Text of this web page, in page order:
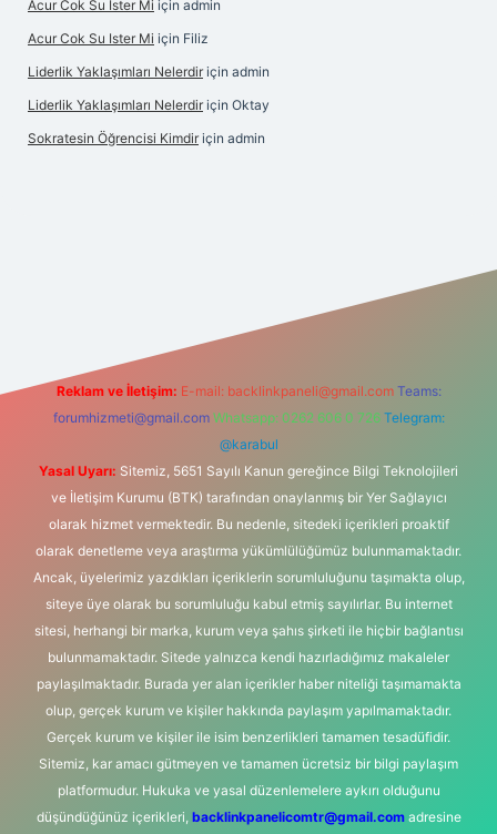
Acur Cok Su Ister Mi için admin
Acur Cok Su Ister Mi için Filiz
Liderlik Yaklaşımları Nelerdir için admin
Liderlik Yaklaşımları Nelerdir için Oktay
Sokratesin Öğrencisi Kimdir için admin
Reklam ve İletişim: E-mail: backlinkpaneli@gmail.com Teams:
forumhizmeti@gmail.com Whatsapp: 0262 606 0 726 Telegram:
@karabul
Yasal Uyarı: Sitemiz, 5651 Sayılı Kanun gereğince Bilgi Teknolojileri
ve İletişim Kurumu (BTK) tarafından onaylanmış bir Yer Sağlayıcı
olarak hizmet vermektedir. Bu nedenle, sitedeki içerikleri proaktif
olarak denetleme veya araştırma yükümlülüğümüz bulunmamaktadır.
Ancak, üyelerimiz yazdıkları içeriklerin sorumluluğunu taşımakta olup,
siteye üye olarak bu sorumluluğu kabul etmiş sayılırlar. Bu internet
sitesi, herhangi bir marka, kurum veya şahıs şirketi ile hiçbir bağlantısı
bulunmamaktadır. Sitede yalnızca kendi hazırladığımız makaleler
paylaşılmaktadır. Burada yer alan içerikler haber niteliği taşımamakta
olup, gerçek kurum ve kişiler hakkında paylaşım yapılmamaktadır.
Gerçek kurum ve kişiler ile isim benzerlikleri tamamen tesadüfidir.
Sitemiz, kar amacı gütmeyen ve tamamen ücretsiz bir bilgi paylaşım
platformudur. Hukuka ve yasal düzenlemelere aykırı olduğunu
düşündüğünüz içerikleri, backlinkpanelicomtr@gmail.comadresine